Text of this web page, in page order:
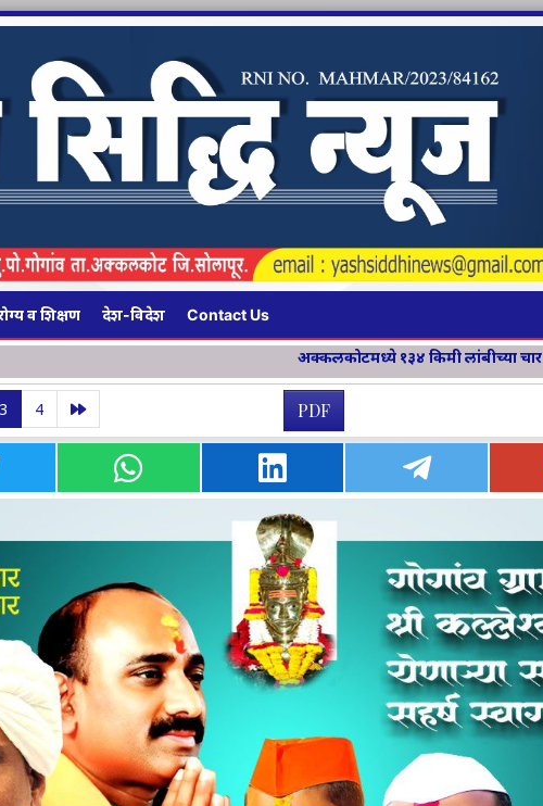
व शिक्षण देश-विदेश Contact Us
अक्कलकोटमध्ये १३४ किमी लांबीच्या चार महामार्ग प्रकल्पांचे भूमिपूजन
3 4 PDF